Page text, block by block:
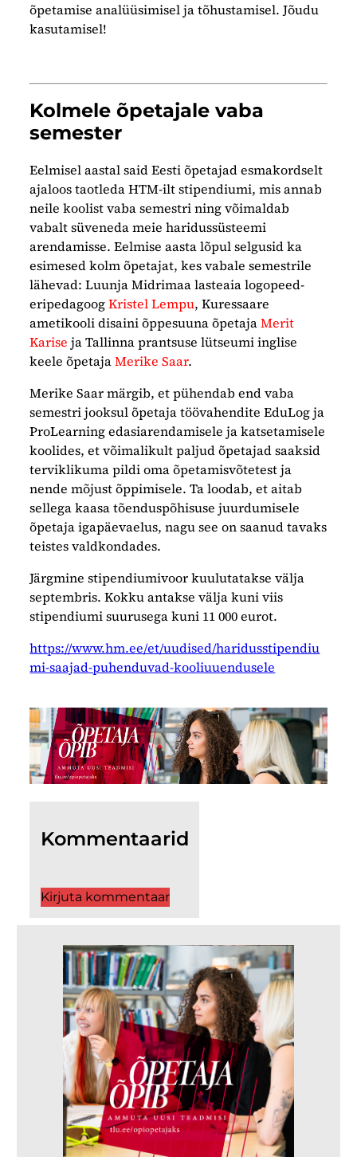
õpetamise analüüsimisel ja tõhustamisel. Jõudu
kasutamisel!
Kolmele õpetajale vaba
semester
Eelmisel aastal said Eesti õpetajad esmakordselt
ajaloos taotleda HTM-ilt stipendiumi, mis annab
neile koolist vaba semestri ning võimaldab
vabalt süveneda meie haridussüsteemi
arendamisse. Eelmise aasta lõpul selgusid ka
esimesed kolm õpetajat, kes vabale semestrile
lähevad: Luunja Midrimaa lasteaia logopeed-
eripedagoogKristel Lempu, Kuressaare
ametikooli disaini õppesuuna õpetajaMerit
Karise ja Tallinna prantsuse lütseumi inglise
keele õpetajaMerike Saar.
Merike Saar märgib, et pühendab end vaba
semestri jooksul õpetaja töövahendite EduLog ja
ProLearning edasiarendamisele ja katsetamisele
koolides, et võimalikult paljud õpetajad saaksid
terviklikuma pildi oma õpetamisvõtetest ja
nende mõjust õppimisele. Ta loodab, et aitab
sellega kaasa tõenduspõhisuse juurdumisele
õpetaja igapäevaelus, nagu see on saanud tavaks
teistes valdkondades.
Järgmine stipendiumivoor kuulutatakse välja
septembris. Kokku antakse välja kuni viis
stipendiumi suurusega kuni 11 000 eurot.
https://www.hm.ee/et/uudised/haridusstipendiu
mi-saajad-puhenduvad-kooliuuendusele
Kommentaarid
Kirjuta kommentaar